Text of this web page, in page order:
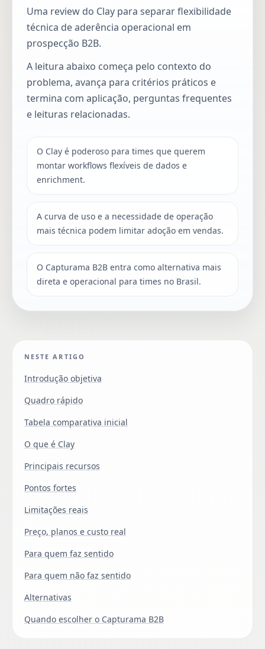
Uma review do Clay para separar flexibilidade
técnica de aderência operacional em
prospecção B2B.
A leitura abaixo começa pelo contexto do
problema, avança para critérios práticos e
termina com aplicação, perguntas frequentes
e leituras relacionadas.
O Clay é poderoso para times que querem
montar workflows flexíveis de dados e
enrichment.
A curva de uso e a necessidade de operação
mais técnica podem limitar adoção em vendas.
O Capturama B2B entra como alternativa mais
direta e operacional para times no Brasil.
NESTE ARTIGO
Introdução objetiva
Quadro rápido
Tabela comparativa inicial
O que é Clay
Principais recursos
Pontos fortes
Limitações reais
Preço, planos e custo real
Para quem faz sentido
Para quem não faz sentido
Alternativas
Quando escolher o Capturama B2B